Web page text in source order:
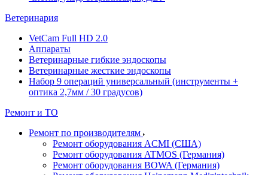
Ветеринария
VetCam Full HD 2.0
Аппараты
Ветеринарные гибкие эндоскопы
Ветеринарные жесткие эндоскопы
Набор 9 операций универсальный (инструменты +
оптика 2,7мм / 30 градусов)
Ремонт и ТО
Ремонт по производителям
Ремонт оборудования ACMI (США)
Ремонт оборудования ATMOS (Германия)
Ремонт оборудования BOWA (Германия)